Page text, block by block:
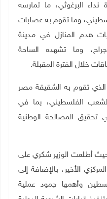
البرغوثي، ما تمارسه
وما تقوم به عصابات
هدم المنازل في مدينة
وما تشهده الساحة
خلال الفترة المقبلة.
الذي تقوم به الشقيقة مصر
الفلسطيني، بما في
تحقيق المصالحة الوطنية
حيث أطلعت الوزير شكري على
الأخير، بالإضافة إلى
وأهمها جمود عملية